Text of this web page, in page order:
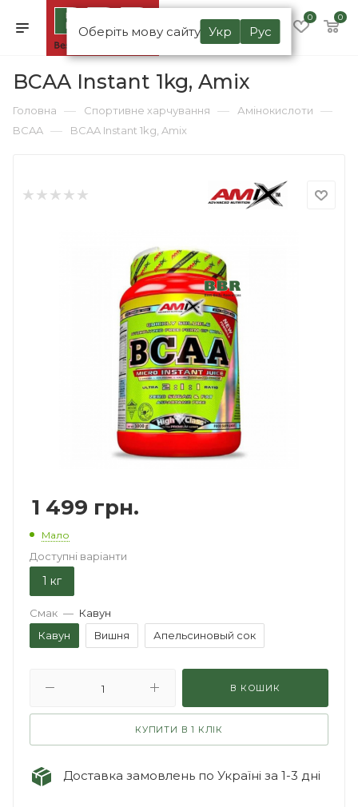
Оберіть мову сайту Укр Рус
0 0
BCAA Instant 1kg, Amix
Головна — Спортивне харчування — Амінокислоти —
BCAA — BCAA Instant 1kg, Amix
1 499 грн.
Мало
Доступні варіанти
1 кг
Смак — Кавун
Кавун
Вишня Апельсиновый сок
В КОШИК
КУПИТИ В 1 КЛІК
Доставка замовлень по Україні за 1-3 дні